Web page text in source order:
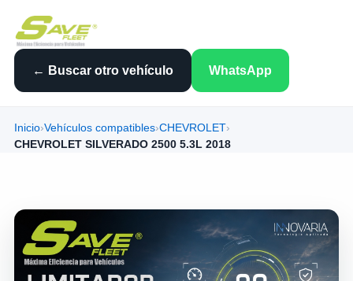
← Buscar otro vehículo WhatsApp
Inicio›Vehículos compatibles›CHEVROLET›
CHEVROLET SILVERADO 2500 5.3L 2018